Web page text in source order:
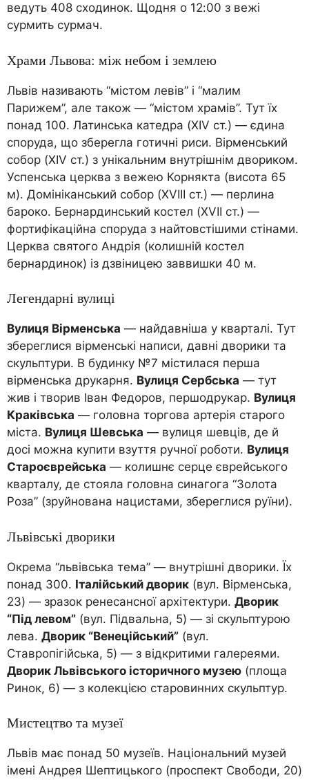
ведуть 408 сходинок. Щодня о 12:00 з вежі
сурмить сурмач.
Храми Львова: між небом і землею
Львів називають “містом левів” і “малим
Парижем”, але також — “містом храмів”. Тут їх
понад 100. Латинська катедра (XIV ст.) — єдина
споруда, що зберегла готичні риси. Вірменський
собор (XIV ст.) з унікальним внутрішнім двориком.
Успенська церква з вежею Корнякта (висота 65
м). Домініканський собор (XVIII ст.) — перлина
бароко. Бернардинський костел (XVII ст.) —
фортифікаційна споруда з найтовстішими стінами.
Церква святого Андрія (колишній костел
бернардинок) із дзвіницею заввишки 40 м.
Легендарні вулиці
Вулиця Вірменська — найдавніша у кварталі. Тут
збереглися вірменські написи, давні дворики та
скульптури. В будинку №7 містилася перша
вірменська друкарня. Вулиця Сербська — тут
жив і творив Іван Федоров, першодрукар. Вулиця
Краківська — головна торгова артерія старого
міста. Вулиця Шевська — вулиця шевців, де й
досі можна купити взуття ручної роботи. Вулиця
Староєврейська — колишнє серце єврейського
кварталу, де стояла головна синагога “Золота
Роза” (зруйнована нацистами, збереглися руїни).
Львівські дворики
Окрема “львівська тема” — внутрішні дворики. Їх
понад 300. Італійський дворик (вул. Вірменська,
23) — зразок ренесансної архітектури. Дворик
“Під левом” (вул. Підвальна, 5) — зі скульптурою
лева. Дворик “Венеційський” (вул.
Ставропігійська, 5) — з відкритими галереями.
Дворик Львівського історичного музею (площа
Ринок, 6) — з колекцією старовинних скульптур.
Мистецтво та музеї
Львів має понад 50 музеїв. Національний музей
імені Андрея Шептицького (проспект Свободи, 20)